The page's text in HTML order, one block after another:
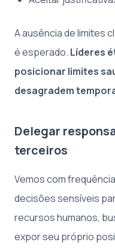
A ausência de limites
é esperado. Líderes
posicionar limites
desagradem
Delegar
terceiros
Vemos com
decisões sensíveis
recursos humanos,
expor seu próprio